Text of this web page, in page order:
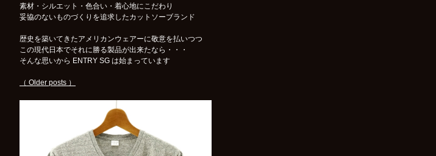
素材・シルエット・色合い・着心地にこだわり
妥協のないものづくりを追求したカットソーブランド
歴史を築いてきたアメリカンウェアーに敬意を払いつつ
この現代日本でそれに勝る製品が出来たなら・・・
そんな思いから ENTRY SG は始まっています
（ Older posts ）